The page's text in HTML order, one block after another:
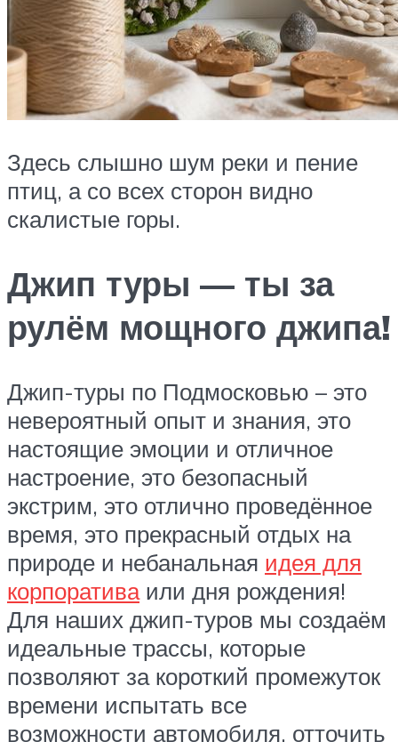
Здесь слышно шум реки и пение
птиц, а со всех сторон видно
скалистые горы.
Джип туры — ты за
рулём мощного джипа!
Джип-туры по Подмосковью – это
невероятный опыт и знания, это
настоящие эмоции и отличное
настроение, это безопасный
экстрим, это отлично проведённое
время, это прекрасный отдых на
природе и небанальная идея для
корпоративаили дня рождения!
Для наших джип-туров мы создаём
идеальные трассы, которые
позволяют за короткий промежуток
времени испытать все
возможности автомобиля, отточить